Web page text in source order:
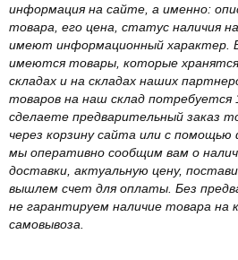
информация на сайте, а именно:
товара, его цена, статус наличия
имеют информационный характер.
имеются товары, которые хранятся
складах и на складах наших
товаров на наш склад потребуется
сделаете предварительный заказ
через корзину сайта или с
мы оперативно сообщим вам о
доставки, актуальную цену,
вышлем счет для оплаты. Без
не гарантируем наличие товара на
самовывоза.